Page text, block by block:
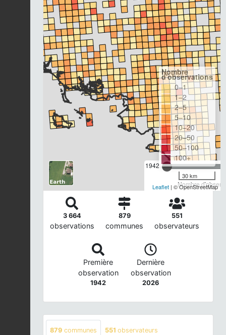
1942
Nombre
Nombre
d'observations
0–1
1–2
2–5
5–10
10–20
20–50
50–100
100+
30 km
Leaflet | © OpenStreetMap
3 664
observations
879
communes
551
observateurs
Première
observation
1942
Dernière
observation
2026
879 communes 551 observateurs